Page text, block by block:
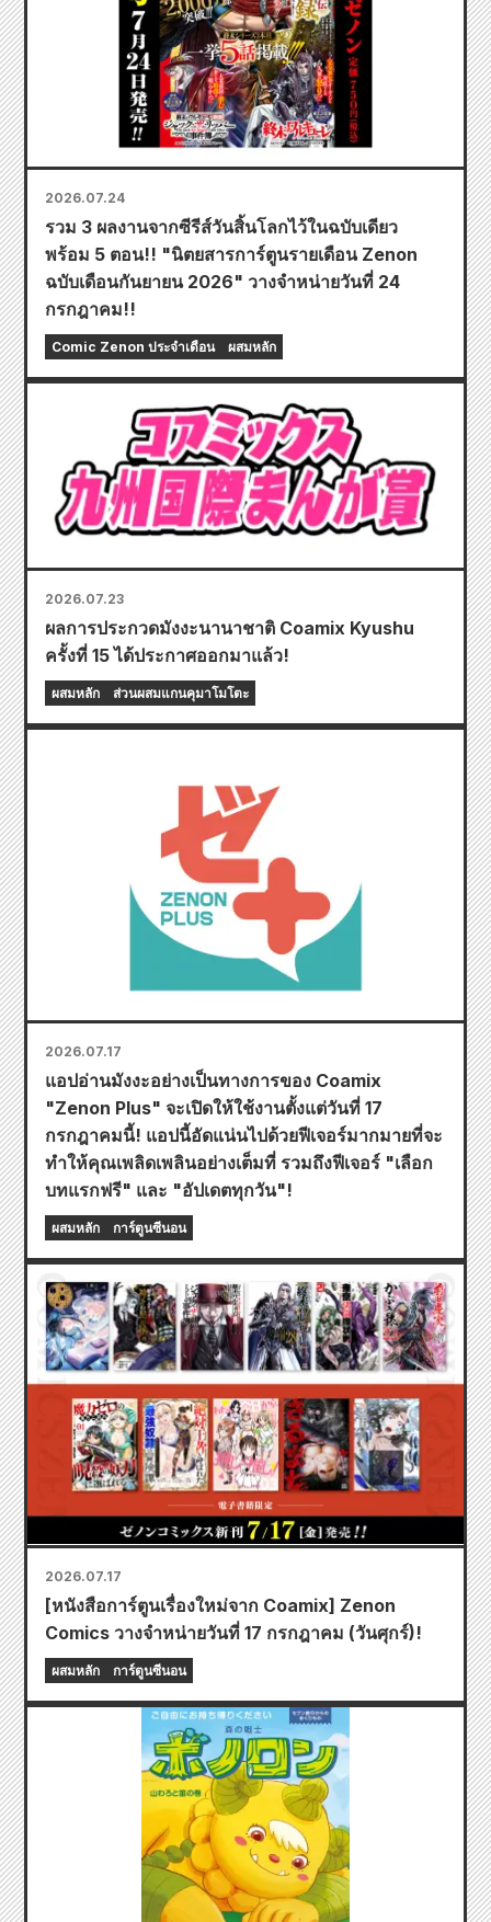
2026.07.24
รวม 3 ผลงานจากซีรีส์วันสิ้นโลกไว้ในฉบับเดียว
พร้อม 5 ตอน!! "นิตยสารการ์ตูนรายเดือน Zenon
ฉบับเดือนกันยายน 2026" วางจำหน่ายวันที่ 24
กรกฎาคม!!
Comic Zenon ประจำเดือน ผสมหลัก
2026.07.23
ผลการประกวดมังงะนานาชาติ Coamix Kyushu
ครั้งที่ 15 ได้ประกาศออกมาแล้ว!
ผสมหลัก ส่วนผสมแกนคุมาโมโตะ
2026.07.17
แอปอ่านมังงะอย่างเป็นทางการของ Coamix
"Zenon Plus" จะเปิดให้ใช้งานตั้งแต่วันที่ 17
กรกฎาคมนี้! แอปนี้อัดแน่นไปด้วยฟีเจอร์มากมายที่จะ
ทำให้คุณเพลิดเพลินอย่างเต็มที่ รวมถึงฟีเจอร์ "เลือก
บทแรกฟรี" และ "อัปเดตทุกวัน"!
ผสมหลัก การ์ตูนซีนอน
2026.07.17
[หนังสือการ์ตูนเรื่องใหม่จาก Coamix] Zenon
Comics วางจำหน่ายวันที่ 17 กรกฎาคม (วันศุกร์)!
ผสมหลัก การ์ตูนซีนอน